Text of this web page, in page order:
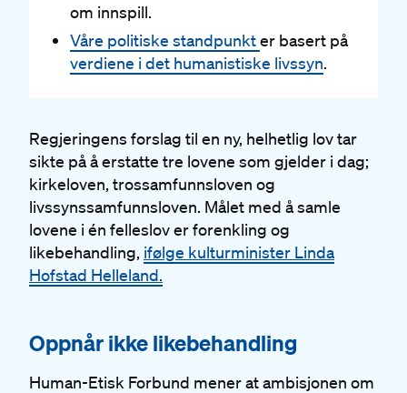
om innspill.
Våre politiske standpunkter basert på
verdiene i det humanistiske livssyn.
Regjeringens forslag til en ny, helhetlig lov tar
sikte på å erstatte tre lovene som gjelder i dag;
kirkeloven, trossamfunnsloven og
livssynssamfunnsloven. Målet med å samle
lovene i én felleslov er forenkling og
likebehandling, ifølge kulturminister Linda
Hofstad Helleland.
#
Oppnår ikke likebehandling
Human-Etisk Forbund mener at ambisjonen om